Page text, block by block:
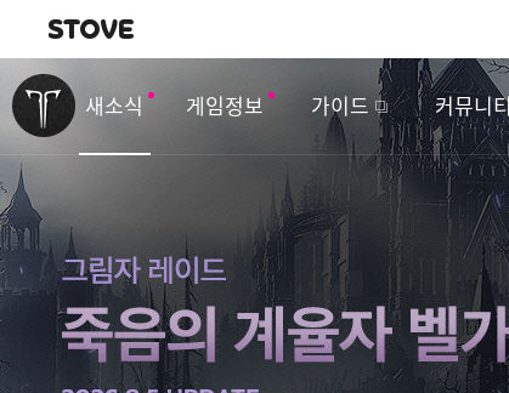
내비게이션
새소식 게임정보 가이드 커뮤니
벤
트
&
업
데
이
트